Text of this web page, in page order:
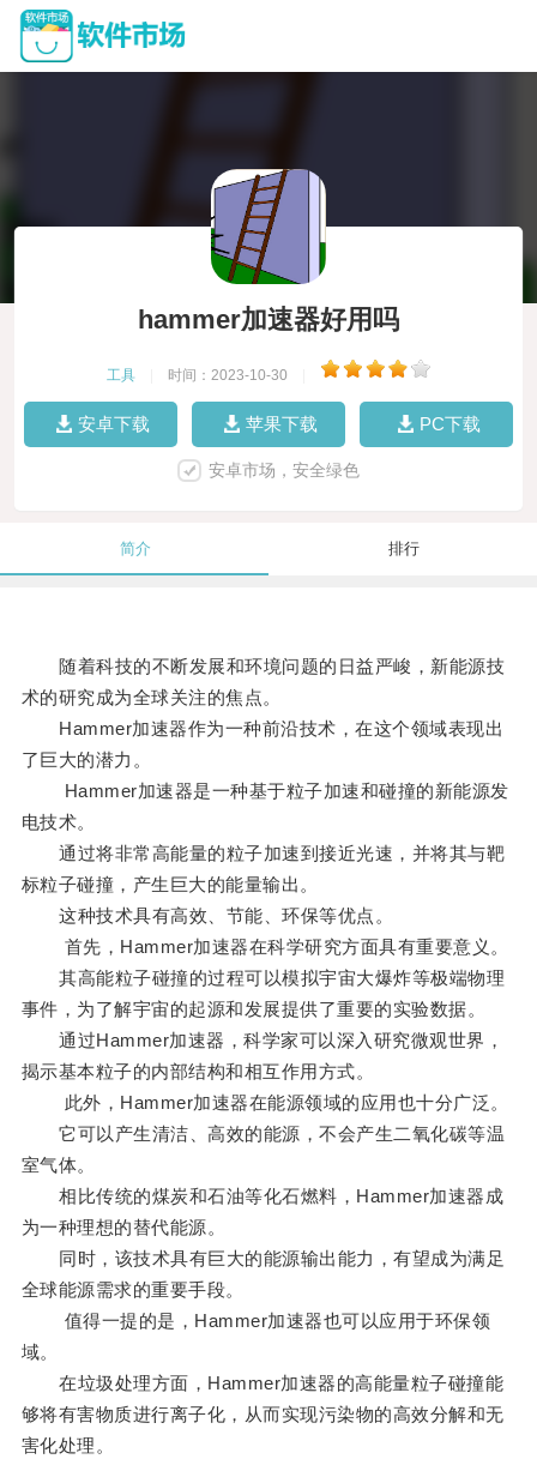
hammer加速器好用吗
工具 时间：2023-10-30
安卓下载 苹果下载 PC下载
安卓市场，安全绿色
简介 排行
随着科技的不断发展和环境问题的日益严峻，新能源技
术的研究成为全球关注的焦点。
Hammer加速器作为一种前沿技术，在这个领域表现出
了巨大的潜力。
Hammer加速器是一种基于粒子加速和碰撞的新能源发
电技术。
通过将非常高能量的粒子加速到接近光速，并将其与靶
标粒子碰撞，产生巨大的能量输出。
这种技术具有高效、节能、环保等优点。
首先，Hammer加速器在科学研究方面具有重要意义。
其高能粒子碰撞的过程可以模拟宇宙大爆炸等极端物理
事件，为了解宇宙的起源和发展提供了重要的实验数据。
通过Hammer加速器，科学家可以深入研究微观世界，
揭示基本粒子的内部结构和相互作用方式。
此外，Hammer加速器在能源领域的应用也十分广泛。
它可以产生清洁、高效的能源，不会产生二氧化碳等温
室气体。
相比传统的煤炭和石油等化石燃料，Hammer加速器成
为一种理想的替代能源。
同时，该技术具有巨大的能源输出能力，有望成为满足
全球能源需求的重要手段。
值得一提的是，Hammer加速器也可以应用于环保领
域。
在垃圾处理方面，Hammer加速器的高能量粒子碰撞能
够将有害物质进行离子化，从而实现污染物的高效分解和无
害化处理。